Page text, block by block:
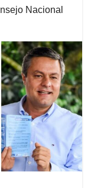
Nacional